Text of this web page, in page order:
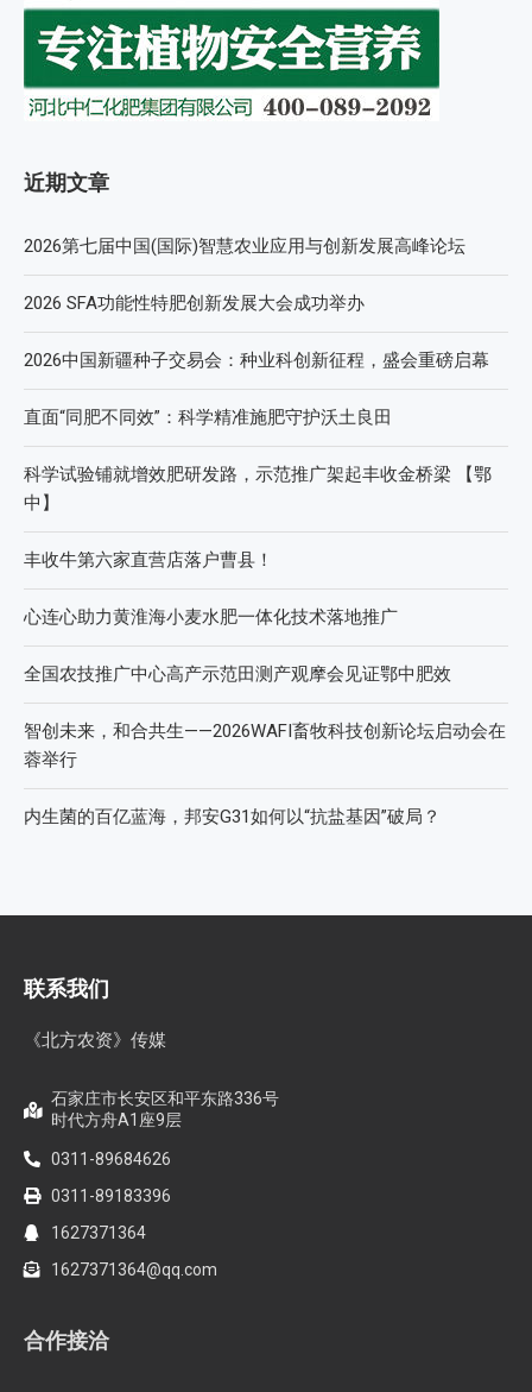
近期文章
2026第七届中国(国际)智慧农业应用与创新发展高峰论坛
2026 SFA功能性特肥创新发展大会成功举办
2026中国新疆种子交易会：种业科创新征程，盛会重磅启幕
直面“同肥不同效”：科学精准施肥守护沃土良田
科学试验铺就增效肥研发路，示范推广架起丰收金桥梁 【鄂
中】
丰收牛第六家直营店落户曹县！
心连心助力黄淮海小麦水肥一体化技术落地推广
全国农技推广中心高产示范田测产观摩会见证鄂中肥效
智创未来，和合共生——2026WAFI畜牧科技创新论坛启动会在
蓉举行
内生菌的百亿蓝海，邦安G31如何以“抗盐基因”破局？
联系我们
《北方农资》传媒
石家庄市长安区和平东路336号
时代方舟A1座9层
0311-89684626
0311-89183396
1627371364
1627371364@qq.com
合作接洽